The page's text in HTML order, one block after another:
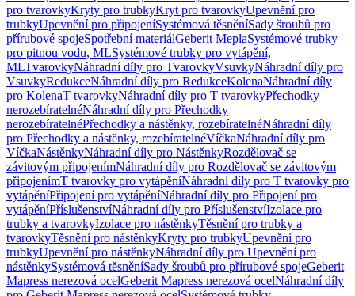
pro tvarovkyKryty pro trubkyKryt pro tvarovkyUpevnění pro
trubkyUpevnění pro připojeníSystémová těsněníSady šroubů pro
přírubové spojeSpotřební materiálGeberit MeplaSystémové trubky
pro pitnou vodu, MLSystémové trubky pro vytápění,
MLTvarovkyNáhradní díly pro TvarovkyVsuvkyNáhradní díly pro
VsuvkyRedukceNáhradní díly pro RedukceKolenaNáhradní díly
pro KolenaT tvarovkyNáhradní díly pro T tvarovkyPřechodky
nerozebíratelnéNáhradní díly pro Přechodky
nerozebíratelnéPřechodky a nástěnky, rozebíratelnéNáhradní díly
pro Přechodky a nástěnky, rozebíratelnéVíčkaNáhradní díly pro
VíčkaNástěnkyNáhradní díly pro NástěnkyRozdělovač se
závitovým připojenímNáhradní díly pro Rozdělovač se závitovým
připojenímT tvarovky pro vytápěníNáhradní díly pro T tvarovky pro
vytápěníPřipojení pro vytápěníNáhradní díly pro Připojení pro
vytápěníPříslušenstvíNáhradní díly pro PříslušenstvíIzolace pro
trubky a tvarovkyIzolace pro nástěnkyTěsnění pro trubky a
tvarovkyTěsnění pro nástěnkyKryty pro trubkyUpevnění pro
trubkyUpevnění pro nástěnkyNáhradní díly pro Upevnění pro
nástěnkySystémová těsněníSady šroubů pro přírubové spojeGeberit
Mapress nerezová ocelGeberit Mapress nerezová ocelNáhradní díly